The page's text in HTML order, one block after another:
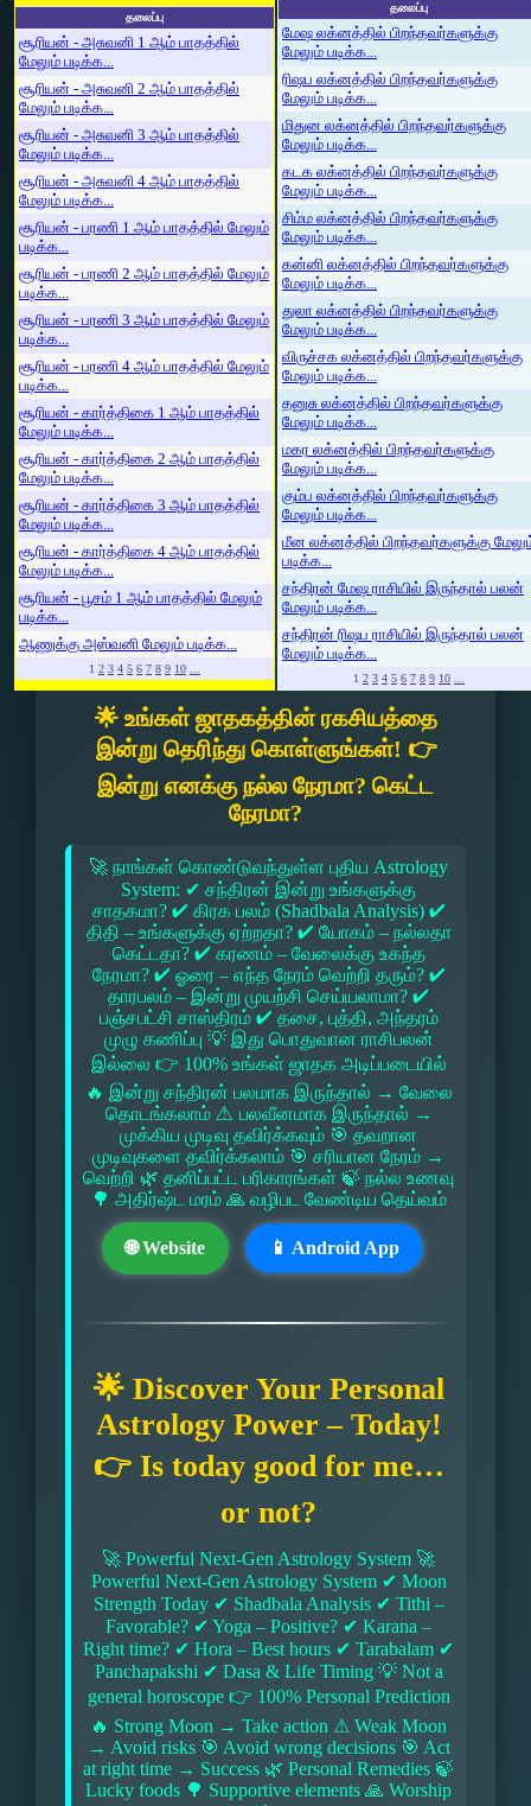
தலைப்பு
சூரியன் - அசுவனி 1 ஆம் பாதத்தில்
மேலும் படிக்க...
சூரியன் - அசுவனி 2 ஆம் பாதத்தில்
மேலும் படிக்க...
சூரியன் - அசுவனி 3 ஆம் பாதத்தில்
மேலும் படிக்க...
சூரியன் - அசுவனி 4 ஆம் பாதத்தில்
மேலும் படிக்க...
சூரியன் - பரணி 1 ஆம் பாதத்தில் மேலும்
படிக்க...
சூரியன் - பரணி 2 ஆம் பாதத்தில் மேலும்
படிக்க...
சூரியன் - பரணி 3 ஆம் பாதத்தில் மேலும்
படிக்க...
சூரியன் - பரணி 4 ஆம் பாதத்தில் மேலும்
படிக்க...
சூரியன் - கார்த்திகை 1 ஆம் பாதத்தில்
மேலும் படிக்க...
சூரியன் - கார்த்திகை 2 ஆம் பாதத்தில்
மேலும் படிக்க...
சூரியன் - கார்த்திகை 3 ஆம் பாதத்தில்
மேலும் படிக்க...
சூரியன் - கார்த்திகை 4 ஆம் பாதத்தில்
மேலும் படிக்க...
சூரியன் - பூசம் 1 ஆம் பாதத்தில் மேலும்
படிக்க...
ஆணுக்கு அஸ்வனி மேலும் படிக்க...
1 2 3 4 5 6 7 8 9 10 ...
தலைப்பு
மேஷ லக்னத்தில் பிறந்தவர்களுக்கு
மேலும் படிக்க...
ரிஷப லக்னத்தில் பிறந்தவர்களுக்கு
மேலும் படிக்க...
மிதுன லக்னத்தில் பிறந்தவர்களுக்கு
மேலும் படிக்க...
கடக லக்னத்தில் பிறந்தவர்களுக்கு
மேலும் படிக்க...
சிம்ம லக்னத்தில் பிறந்தவர்களுக்கு
மேலும் படிக்க...
கன்னி லக்னத்தில் பிறந்தவர்களுக்கு
மேலும் படிக்க...
துலா லக்னத்தில் பிறந்தவர்களுக்கு
மேலும் படிக்க...
விருச்சக லக்னத்தில் பிறந்தவர்களுக்கு
மேலும் படிக்க...
தனுசு லக்னத்தில் பிறந்தவர்களுக்கு
மேலும் படிக்க...
மகர லக்னத்தில் பிறந்தவர்களுக்கு
மேலும் படிக்க...
கும்ப லக்னத்தில் பிறந்தவர்களுக்கு
மேலும் படிக்க...
மீன லக்னத்தில் பிறந்தவர்களுக்கு
படிக்க...
சந்திரன் மேஷ ராசியில் இருந்தால் பலன்
மேலும் படிக்க...
சந்திரன் ரிஷப ராசியில் இருந்தால் பலன்
மேலும் படிக்க...
1 2 3 4 5 6 7 8 9 10 ...
🌟 உங்கள் ஜாதகத்தின் ரகசியத்தை
இன்று தெரிந்து கொள்ளுங்கள்! 👉
இன்று எனக்கு நல்ல நேரமா? கெட்ட
நேரமா?
🚀 நாங்கள் கொண்டுவந்துள்ள புதிய Astrology
System: ✔ சந்திரன் இன்று உங்களுக்கு
சாதகமா? ✔ கிரக பலம் (Shadbala Analysis) ✔
திதி – உங்களுக்கு ஏற்றதா? ✔ யோகம் – நல்லதா
கெட்டதா? ✔ கரணம் – வேலைக்கு உகந்த
நேரமா? ✔ ஓரை – எந்த நேரம் வெற்றி தரும்? ✔
தாரபலம் – இன்று முயற்சி செய்யலாமா? ✔
பஞ்சபட்சி சாஸ்திரம் ✔ தசை, புத்தி, அந்தரம்
முழு கணிப்பு 💡 இது பொதுவான ராசிபலன்
இல்லை 👉 100% உங்கள் ஜாதக அடிப்படையில்
🔥 இன்று சந்திரன் பலமாக இருந்தால் → வேலை
தொடங்கலாம் ⚠ பலவீனமாக இருந்தால் →
முக்கிய முடிவு தவிர்க்கவும் 🎯 தவறான
முடிவுகளை தவிர்க்கலாம் 🎯 சரியான நேரம் →
வெற்றி 🌿 தனிப்பட்ட பரிகாரங்கள் 🍃 நல்ல உணவு
🌳 அதிர்ஷ்ட மரம் 🙏 வழிபட வேண்டிய தெய்வம்
🌐 Website 📱 Android App
🌟 Discover Your Personal
Astrology Power – Today!
👉 Is today good for me…
or not?
🚀 Powerful Next-Gen Astrology System 🚀
Powerful Next-Gen Astrology System ✔ Moon
Strength Today ✔ Shadbala Analysis ✔ Tithi –
Favorable? ✔ Yoga – Positive? ✔ Karana –
Right time? ✔ Hora – Best hours ✔ Tarabalam ✔
Panchapakshi ✔ Dasa & Life Timing 💡 Not a
general horoscope 👉 100% Personal Prediction
🔥 Strong Moon → Take action ⚠ Weak Moon
→ Avoid risks 🎯 Avoid wrong decisions 🎯 Act
at right time → Success 🌿 Personal Remedies 🍃
Lucky foods 🌳 Supportive elements 🙏 Worship